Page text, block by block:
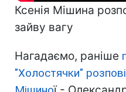
Ксенія Мішина
зайву вагу
Нагадаємо, раніше
"Холостячки"